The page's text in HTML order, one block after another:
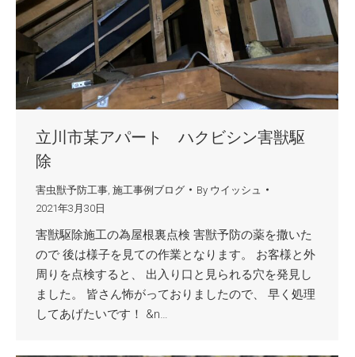
立川市某アパート ハクビシン害獣駆
除
害虫獣予防工事 施工事例ブログ By ウイッシュ
2021年3月30日
害獣駆除施工の為屋根裏点検 害獣予防の薬を撒いた
ので 後は様子を見ての作業となります。 お客様と外
周りを点検すると、 出入り口と見られる穴を発見し
ました。 皆さん怖がっておりましたので、 早く処理
してあげたいです！ &n…